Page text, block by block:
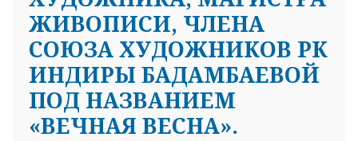
ЖИВОПИСИ, ЧЛЕНА
СОЮЗА ХУДОЖНИКОВ РК
ИНДИРЫ БАДАМБАЕВОЙ
ПОД НАЗВАНИЕМ
«ВЕЧНАЯ ВЕСНА».